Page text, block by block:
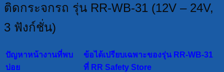
ติดกระจกรถ รุ่น RR-WB-31 (12V – 24V,
3 ฟังก์ชั่น)
ปัญหาหน้างานที่พบ
บ่อย
ข้อได้เปรียบเฉพาะของรุ่น RR-WB-31
ที่ RR Safety Store